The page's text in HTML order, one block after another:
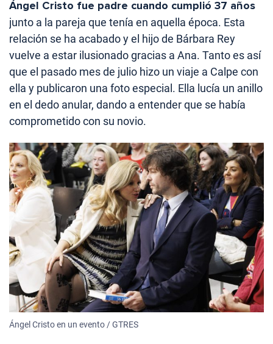
Ángel Cristo fue padre cuando cumplió 37 años
junto a la pareja que tenía en aquella época. Esta
relación se ha acabado y el hijo de Bárbara Rey
vuelve a estar ilusionado gracias a Ana. Tanto es así
que el pasado mes de julio hizo un viaje a Calpe con
ella y publicaron una foto especial. Ella lucía un anillo
en el dedo anular, dando a entender que se había
comprometido con su novio.
Ángel Cristo en un evento / GTRES